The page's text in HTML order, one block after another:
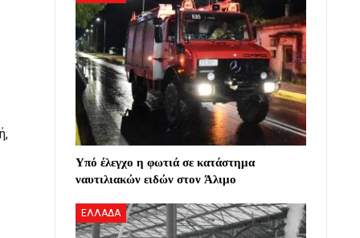
Υπό έλεγχο η φωτιά σε κατάστημα
ναυτιλιακών ειδών στον Άλιμο
ΕΛΛΑΔΑ